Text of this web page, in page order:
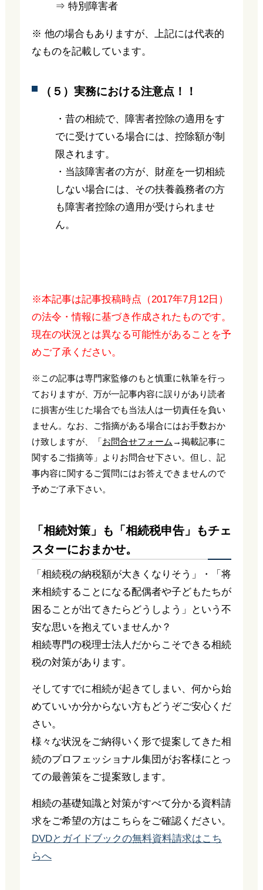
⇒ 特別障害者
※ 他の場合もありますが、上記には代表的
なものを記載しています。
（５）実務における注意点！！
・昔の相続で、障害者控除の適用をす
でに受けている場合には、控除額が制
限されます。
・当該障害者の方が、財産を一切相続
しない場合には、その扶養義務者の方
も障害者控除の適用が受けられませ
ん。
※本記事は記事投稿時点（2017年7月12日）
の法令・情報に基づき作成されたものです。
現在の状況とは異なる可能性があることを予
めご了承ください。
※この記事は専門家監修のもと慎重に執筆を行っ
ておりますが、万が一記事内容に誤りがあり読者
に損害が生じた場合でも当法人は一切責任を負い
ません。なお、ご指摘がある場合にはお手数おか
け致しますが、「お問合せフォーム →掲載記事に
関するご指摘等」よりお問合せ下さい。但し、記
事内容に関するご質問にはお答えできませんので
予めご了承下さい。
「相続対策」も「相続税申告」もチェ
スターにおまかせ。
「相続税の納税額が大きくなりそう」・「将
来相続することになる配偶者や子どもたちが
困ることが出てきたらどうしよう」という不
安な思いを抱えていませんか？
相続専門の税理士法人だからこそできる相続
税の対策があります。
そしてすでに相続が起きてしまい、何から始
めていいか分からない方もどうぞご安心くだ
さい。
様々な状況をご納得いく形で提案してきた相
続のプロフェッショナル集団がお客様にとっ
ての最善策をご提案致します。
相続の基礎知識と対策がすべて分かる資料請
求をご希望の方はこちらをご確認ください。
DVDとガイドブックの無料資料請求はこち
らへ